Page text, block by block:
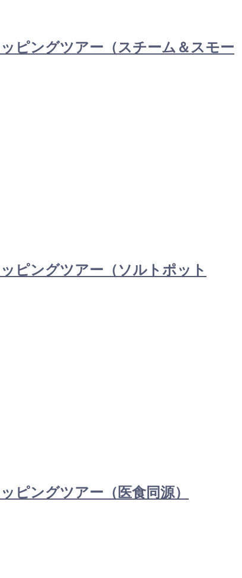
ピングツアー（スチーム＆スモー
ピングツアー（ソルトポット
ピングツアー（医食同源）